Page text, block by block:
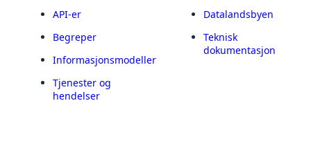
API-er
Begreper
Informasjonsmodeller
Tjenester og
hendelser
Datalandsbyen
Teknisk
dokumentasjon